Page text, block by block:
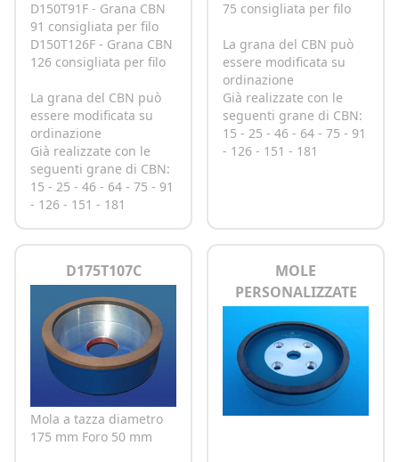
D150T91F - Grana CBN
91 consigliata per filo
D150T126F - Grana CBN
126 consigliata per filo
La grana del CBN può
essere modificata su
ordinazione
Già realizzate con le
seguenti grane di CBN:
15 - 25 - 46 - 64 - 75 - 91
- 126 - 151 - 181
75 consigliata per filo
La grana del CBN può
essere modificata su
ordinazione
Già realizzate con le
seguenti grane di CBN:
15 - 25 - 46 - 64 - 75 - 91
- 126 - 151 - 181
D175T107C
Mola a tazza diametro
175 mm Foro 50 mm
MOLE
PERSONALIZZATE